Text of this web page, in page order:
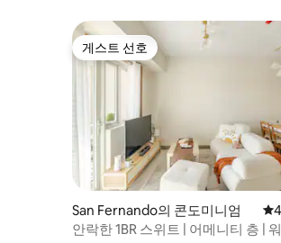
게스트 선호
게스트 선호
San Fernando의 콘도미니엄 평
안락한 1BR 스위트 | 어메니티 층 |